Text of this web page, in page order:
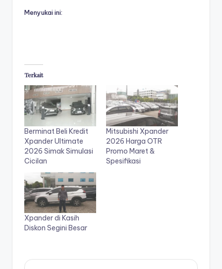
Menyukai ini:
Terkait
Berminat Beli Kredit
Xpander Ultimate
2026 Simak Simulasi
Cicilan
Mitsubishi Xpander
2026 Harga OTR
Promo Maret &
Spesifikasi
Xpander di Kasih
Diskon Segini Besar